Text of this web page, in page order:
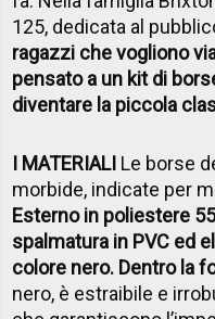
125, dedicata al
ragazzi che vogliono
pensato a un kit di
diventare la piccola
I MATERIALI Le borse
morbide, indicate per
Esterno in poliestere
spalmatura in PVC ed
colore nero. Dentro la
nero, è estraibile e